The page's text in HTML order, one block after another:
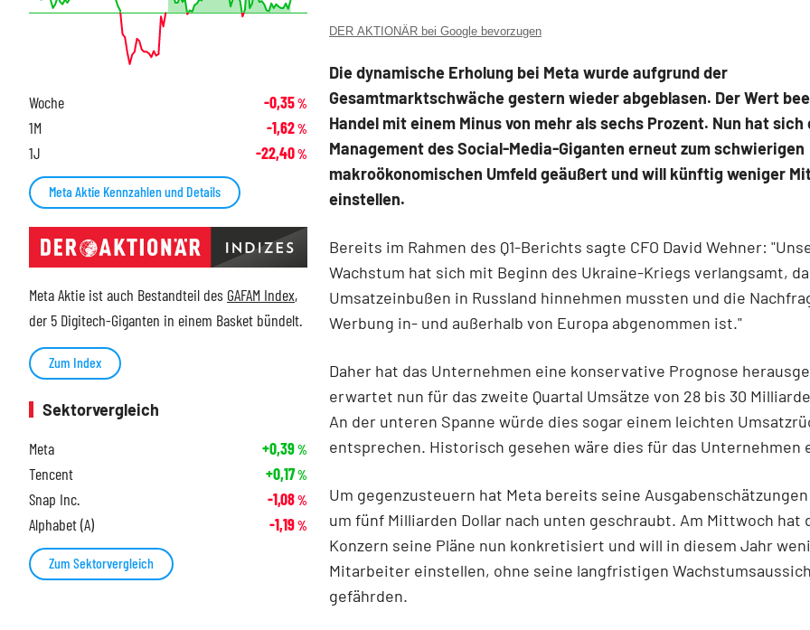
DER AKTIONÄR bei Google bevorzugen
Die dynamische Erholung bei Meta wurde aufgrund der
Gesamtmarktschwäche gestern wieder abgeblasen. Der Wert
Handel mit einem Minus von mehr als sechs Prozent. Nun hat sich
Management des Social-Media-Giganten erneut zum schwierigen
makroökonomischen Umfeld geäußert und will künftig weniger
einstellen.
Bereits im Rahmen des Q1-Berichts sagte CFO David Wehner:
Wachstum hat sich mit Beginn des Ukraine-Kriegs verlangsamt,
Umsatzeinbußen in Russland hinnehmen mussten und die
Werbung in- und außerhalb von Europa abgenommen ist."
Daher hat das Unternehmen eine konservative Prognose
erwartet nun für das zweite Quartal Umsätze von 28 bis 30
An der unteren Spanne würde dies sogar einem leichten
entsprechen. Historisch gesehen wäre dies für das Unternehmen
Um gegenzusteuern hat Meta bereits seine
um fünf Milliarden Dollar nach unten geschraubt. Am Mittwoch hat
Konzern seine Pläne nun konkretisiert und will in diesem Jahr
Mitarbeiter einstellen, ohne seine langfristigen
gefährden.
Woche -0,35%
1M -1,62%
1J -22,40%
Meta Aktie Kennzahlen und Details
Meta Aktie ist auch Bestandteil des GAFAM Index,
der 5 Digitech-Giganten in einem Basket bündelt.
Zum Index
Sektorvergleich
Meta
+0,39%
Tencent +0,17%
Snap Inc. -1,08%
Alphabet (A) -1,19%
Zum Sektorvergleich